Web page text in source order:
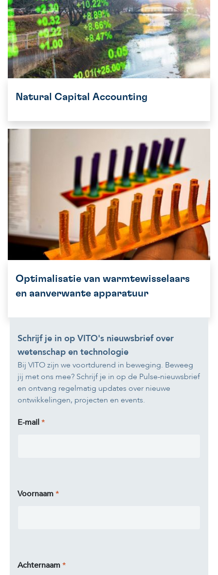
Natural Capital Accounting
Optimalisatie van warmtewisselaars
en aanverwante apparatuur
Schrijf je in op VITO's nieuwsbrief over
wetenschap en technologie
Bij VITO zijn we voortdurend in beweging. Beweeg
jij met ons mee? Schrijf je in op de Pulse-nieuwsbrief
en ontvang regelmatig updates over nieuwe
ontwikkelingen, projecten en events.
E-mail
Voornaam
Achternaam